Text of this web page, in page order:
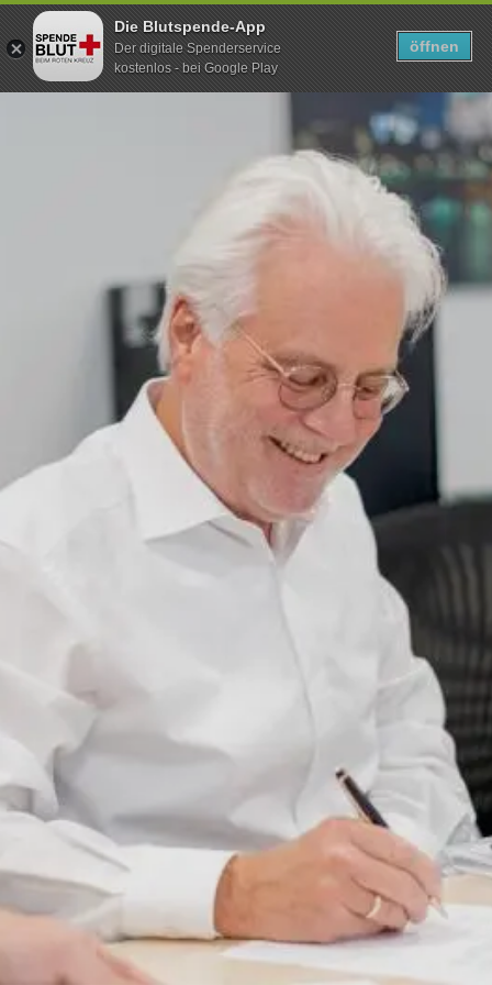
TERMIN SUCHEN
SUCHEN
Die Blutspende-App
Der digitale Spenderservice
kostenlos - bei Google Play
öffnen